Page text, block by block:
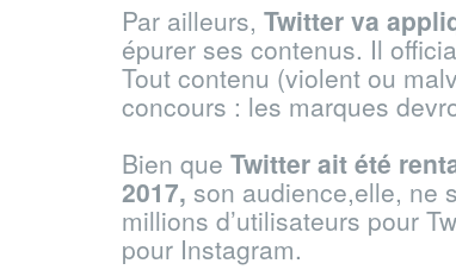
Par ailleurs, Twitter va
épurer ses contenus. Il
Tout contenu (violent ou
concours : les marques
Bien que Twitter ait été
2017,son audience,elle, ne
millions d’utilisateurs pour
pour Instagram.